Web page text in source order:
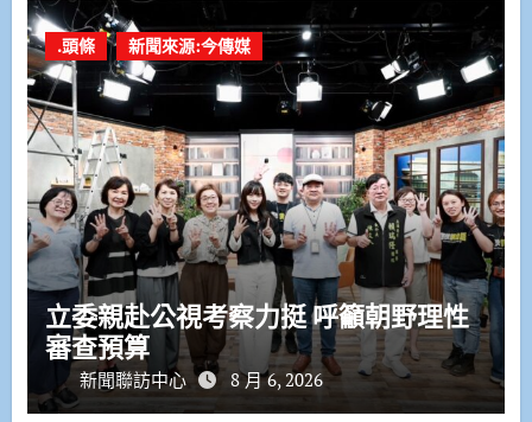
.頭條 新聞來源:今傳媒
立委親赴公視考察力挺 呼籲朝野理性
審查預算
新聞聯訪中心 8 月 6, 2026